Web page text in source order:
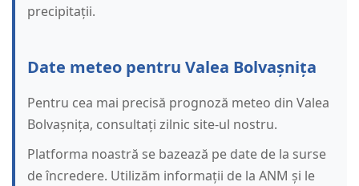
precipitații.
Date meteo pentru Valea Bolvașnița
Pentru cea mai precisă prognoză meteo din Valea
Bolvașnița, consultați zilnic site-ul nostru.
Platforma noastră se bazează pe date de la surse
de încredere. Utilizăm informații de la ANM și le